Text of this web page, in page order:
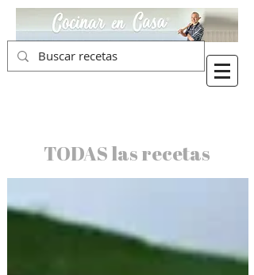
TODAS las recetas